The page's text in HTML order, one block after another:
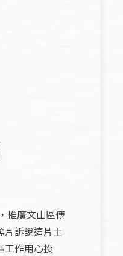
推廣文山區傳
片訴說這片土
工作用心投